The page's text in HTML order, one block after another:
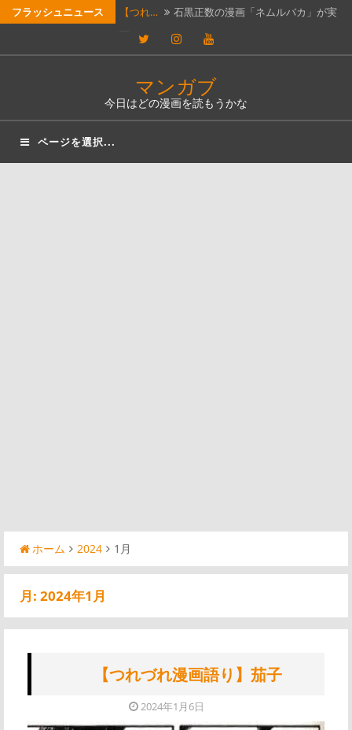
テ
へ
キ
フラッシュニュース 【つれ…
石黒正数の漫画「ネムルバカ」が実
本屋の…
最近、本屋巡りにハマっている。本
漫画投稿Webサイト「新都社」にて…
今日読…
今日読んだ漫画は、「アンダーニン
ッ…
TwitterInstagramYouTube
マンガブ
今日はどの漫画を読もうかな
ページを選択...
ホーム 2024 1月
月: 2024年1月
【つれづれ漫画語り】茄子
2024年1月6日